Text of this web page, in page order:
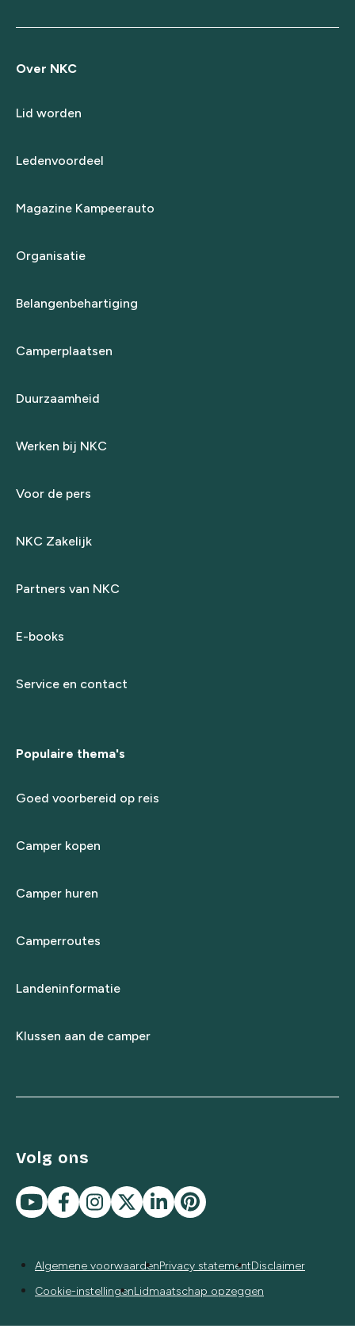
Over NKC
Lid worden
Ledenvoordeel
Magazine Kampeerauto
Organisatie
Belangenbehartiging
Camperplaatsen
Duurzaamheid
Werken bij NKC
Voor de pers
NKC Zakelijk
Partners van NKC
E-books
Service en contact
Populaire thema's
Goed voorbereid op reis
Camper kopen
Camper huren
Camperroutes
Landeninformatie
Klussen aan de camper
Volg ons
Algemene voorwaardenPrivacy statementDisclaimer
Cookie-instellingenLidmaatschap opzeggen